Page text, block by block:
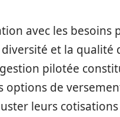
avec les
et la
pilotée
options de
leurs